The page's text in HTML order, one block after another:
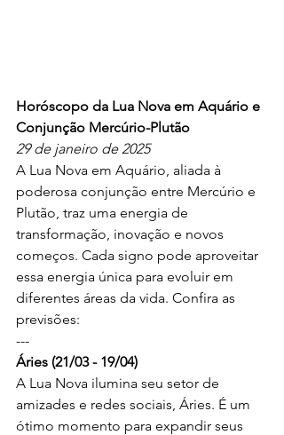
Horóscopo da Lua Nova em Aquário e
Conjunção Mercúrio-Plutão
29 de janeiro de 2025
A Lua Nova em Aquário, aliada à
poderosa conjunção entre Mercúrio e
Plutão, traz uma energia de
transformação, inovação e novos
começos. Cada signo pode aproveitar
essa energia única para evoluir em
diferentes áreas da vida. Confira as
previsões:
---
Áries (21/03 - 19/04)
A Lua Nova ilumina seu setor de
amizades e redes sociais, Áries. É um
ótimo momento para expandir seus